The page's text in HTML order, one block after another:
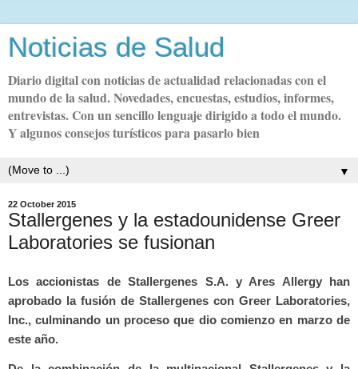
Noticias de Salud
Diario digital con noticias de actualidad relacionadas con el
mundo de la salud. Novedades, encuestas, estudios, informes,
entrevistas. Con un sencillo lenguaje dirigido a todo el mundo.
Y algunos consejos turísticos para pasarlo bien
▼
22 October 2015
Stallergenes y la estadounidense Greer
Laboratories se fusionan
Los accionistas de Stallergenes S.A. y Ares Allergy han
aprobado la fusión de Stallergenes con Greer Laboratories,
Inc., culminando un proceso que dio comienzo en marzo de
este año.